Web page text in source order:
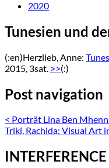
2020
Tunesien und
(:en)Herzlieb, Anne:
2015, 3sat. >>(:)
Post navigation
< Porträt Lina Ben
Triki, Rachida: Visual Art